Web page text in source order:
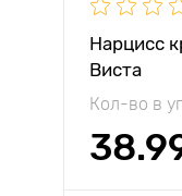
Нарцисс
Виста
Кол-во в